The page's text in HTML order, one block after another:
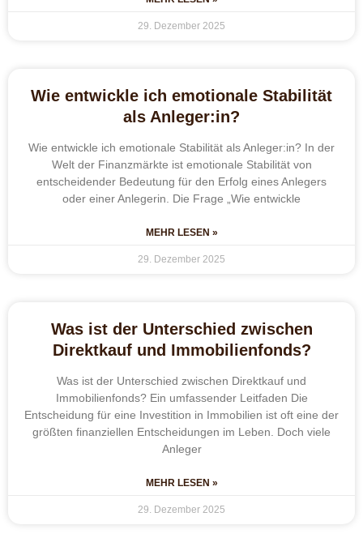
29. Dezember 2025
Wie entwickle ich emotionale Stabilität
als Anleger:in?
Wie entwickle ich emotionale Stabilität als Anleger:in? In der
Welt der Finanzmärkte ist emotionale Stabilität von
entscheidender Bedeutung für den Erfolg eines Anlegers
oder einer Anlegerin. Die Frage „Wie entwickle
MEHR LESEN »
29. Dezember 2025
Was ist der Unterschied zwischen
Direktkauf und Immobilienfonds?
Was ist der Unterschied zwischen Direktkauf und
Immobilienfonds? Ein umfassender Leitfaden Die
Entscheidung für eine Investition in Immobilien ist oft eine der
größten finanziellen Entscheidungen im Leben. Doch viele
Anleger
MEHR LESEN »
29. Dezember 2025